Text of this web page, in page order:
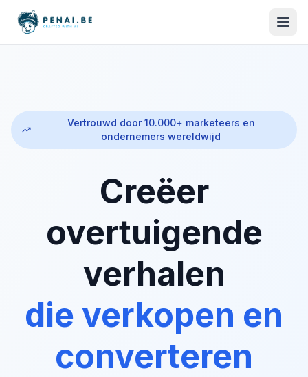
Vertrouwd door 10.000+ marketeers en
ondernemers wereldwijd
Creëer
overtuigende
verhalen
die verkopen en
converteren